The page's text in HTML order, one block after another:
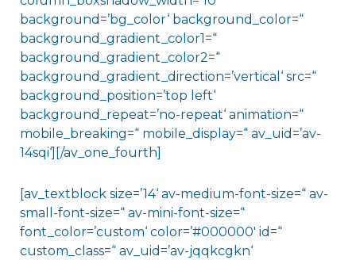
background=’bg_color‘ background_color=“
background_gradient_color1=“
background_gradient_color2=“
background_gradient_direction=’vertical‘ src=“
background_position=’top left‘
background_repeat=’no-repeat‘ animation=“
mobile_breaking=“ mobile_display=“ av_uid=’av-
14sqi‘][/av_one_fourth]
[av_textblock size=’14‘ av-medium-font-size=“ av-
small-font-size=“ av-mini-font-size=“
font_color=’custom‘ color=’#000000′ id=“
custom_class=“ av_uid=’av-jqqkcgkn‘